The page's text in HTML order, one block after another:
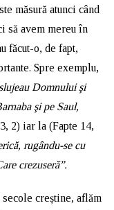
măsură atunci când
să avem mereu în
făcut-o, de fapt,
Spre exemplu,
Domnului şi
şi pe Saul,
2) iar la (Fapte 14,
rugându-se cu
crezuseră”.
creștine, aflăm